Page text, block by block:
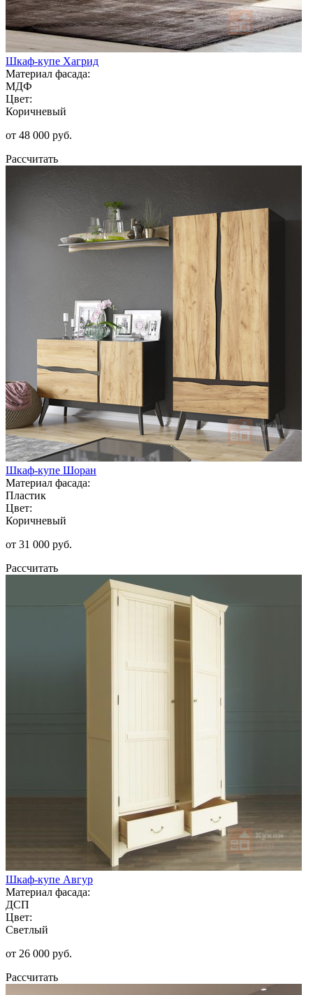
Шкаф-купе Хагрид
Материал фасада:
МДФ
Цвет:
Коричневый
от 48 000 руб.
Рассчитать
Шкаф-купе Шоран
Материал фасада:
Пластик
Цвет:
Коричневый
от 31 000 руб.
Рассчитать
Шкаф-купе Авгур
Материал фасада:
ДСП
Цвет:
Светлый
от 26 000 руб.
Рассчитать